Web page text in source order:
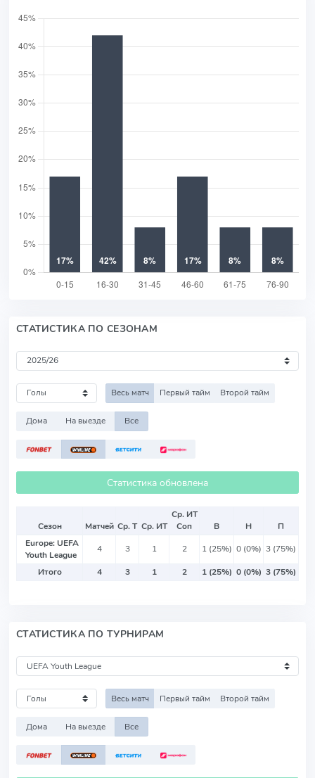
СТАТИСТИКА ПО СЕЗОНАМ
Весь матч Первый тайм Второй тайм
Дома На выезде Все
Статистика обновлена
Сезон Матчей Ср. Т Ср. ИТ
Ср. ИТ
Соп
В Н
П
Europe: UEFA
Youth League
4 3 1 2 1 (25%) 0 (0%) 3 (75%)
Итого 4 3 1 2 1 (25%) 0 (0%) 3 (75%)
СТАТИСТИКА ПО ТУРНИРАМ
Весь матч Первый тайм Второй тайм
Дома На выезде Все